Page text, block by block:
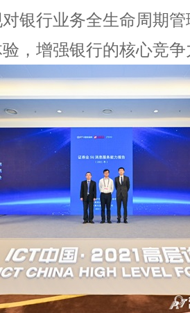
银行业务全生命周期
，增强银行的核心竞争